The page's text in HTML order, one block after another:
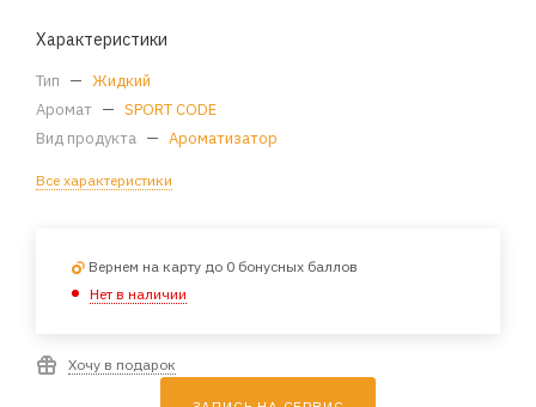
Характеристики
Тип — Жидкий
Аромат — SPORT CODE
Вид продукта — Ароматизатор
Все характеристики
Вернем на карту до 0 бонусных баллов
Нет в наличии
Хочу в подарок